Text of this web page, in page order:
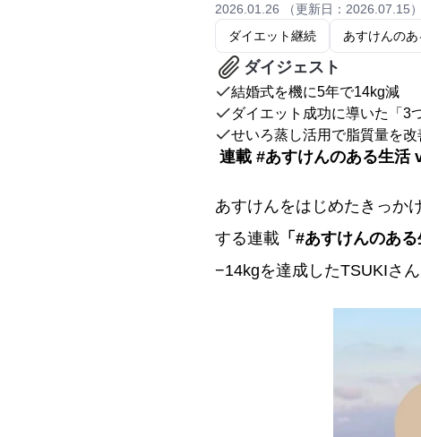
2026.01.26 （更新日：2026.07.15）
ダイエット継続
あすけんの
ダイジェスト
結婚式を機に5年で14kg減
ダイエット成功に導いた「3
せいろ蒸し活用で脂質量を改
連載 #あすけんのある生活
あすけんをはじめたきっか
する連載 「#あすけんのある
−14kgを達成したTSUKIさ